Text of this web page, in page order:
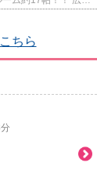
ちら